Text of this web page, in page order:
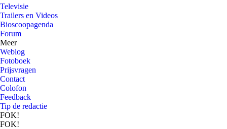
Televisie
Trailers en Videos
Bioscoopagenda
Forum
Meer
Weblog
Fotoboek
Prijsvragen
Contact
Colofon
Feedback
Tip de redactie
FOK!
FOK!